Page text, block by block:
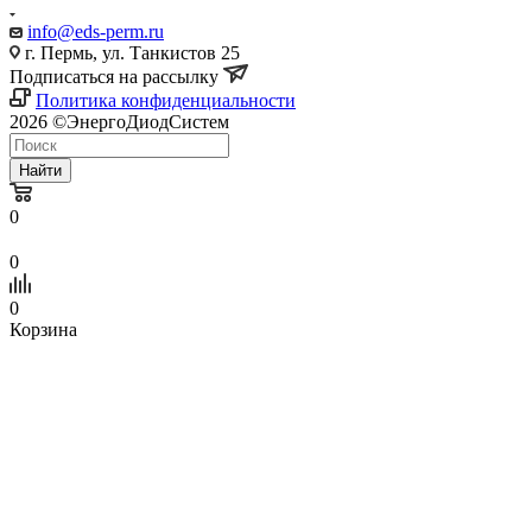
info@eds-perm.ru
г. Пермь, ул. Танкистов 25
Подписаться на рассылку
Политика конфиденциальности
2026 ©ЭнергоДиодСистем
Найти
0
0
0
Корзина